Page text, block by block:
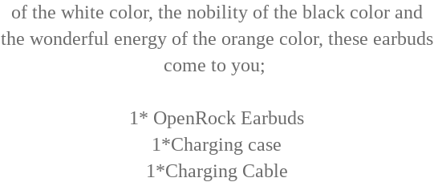
of the white color, the nobility of the black color and
the wonderful energy of the orange color, these earbuds
come to you;
1* OpenRock Earbuds
1*Charging case
1*Charging Cable